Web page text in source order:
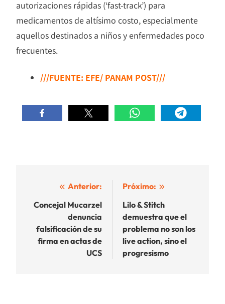
autorizaciones rápidas (‘fast-track’) para
medicamentos de altísimo costo, especialmente
aquellos destinados a niños y enfermedades poco
frecuentes.
///FUENTE: EFE/ PANAM POST///
Navegación
de
entradas
Anterior:
Concejal Mucarzel
denuncia
falsificación de su
firma en actas de
UCS
Próximo:
Lilo & Stitch
demuestra que el
problema no son los
live action, sino el
progresismo